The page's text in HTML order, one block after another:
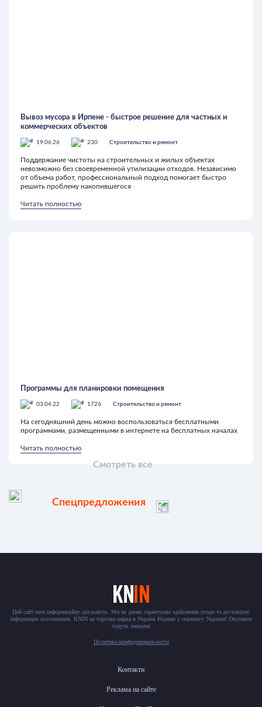
Смотреть все
Вывоз мусора в Ирпене - быстрое решение для частных и
коммерческих объектов
19.06.26 230 Строительство и ремонт
Поддержание чистоты на строительных и жилых объектах
невозможно без своевременной утилизации отходов. Независимо
от объема работ, профессиональный подход помогает быстро
решить проблему накопившегося
Читать полностью
Программы для планировки помещения
03.04.22 1726 Строительство и ремонт
На сегодняшний день можно воспользоваться бесплатными
программами, размещенными в интернете на бесплатных началах
Читать полностью
Спецпредложения
Цей сайт несе інформаційну діяльність. Ми не даємо гарантуємо здійснення угоди та достовірну
інформацію оголошення. KNIN це торгова марка в Україні Віримо у перемогу України! Окупанти
будуть знищені
Политика конфиденциальности
Контакти
Реклама на сайте